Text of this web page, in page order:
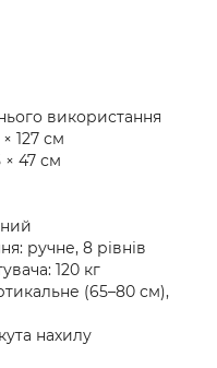
використання
127 см
× 47 см
ручне, 8 рівнів
120 кг
(65–80 см),
нахилу